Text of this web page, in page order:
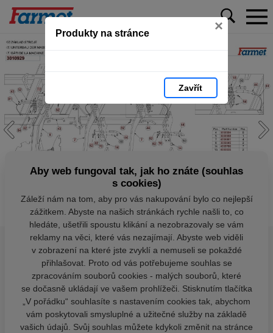
Produkty na stránce ×
Zavřít
Aby web fungoval tak, jak ho znáte (souhlas
s cookies)
Záleží nám na tom, aby pro vás nakupování bylo co nejlepší
zážitkem. Abyste na našich stránkách rychle našli to, co
hledáte, ušetřili spoustu klikání a nezobrazovaly se vám
reklamy na věci, které vás nezajímají. Abyste web viděli
v zobrazení na které jste zvyklí a nemuseli se pokaždé
přihlašovat. Proto od vás potřebujeme souhlas se
zpracováním souborů cookies - malých souborů, které
se dočasně ukládají ve vašem prohlížeči. Stisknutím tlačítka
„V pořádku“ souhlasíte s nastavením cookies tak, abychom
vám poskytovali smysluplné a užitečné služby na základě
vašich údajů. Svůj souhlas můžete kdykoli změnit na stránce